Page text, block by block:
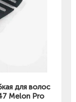
для волос
Melon Pro